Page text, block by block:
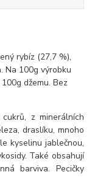
rybíz (27,7 %),
Na 100g výrobku
džemu. Bez
z minerálních
draslíku, mnoho
kyselinu jablečnou,
Také obsahují
barviva. Pecičky